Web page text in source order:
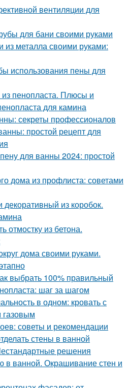
вентиляции для
для бани своими руками
из металла своими руками:
использования пены для
пенопласта. Плюсы и
для камина
секреты профессионалов
простой рецепт для
для ванны 2024: простой
дома из профлиста: советами
из коробок.
отмостку из бетона.
дома своими руками.
выбрать 100% правильный
шаг за шагом
в одном: кровать с
советы и рекомендации
стены в ванной
решения
в ванной. Окрашивание стен и